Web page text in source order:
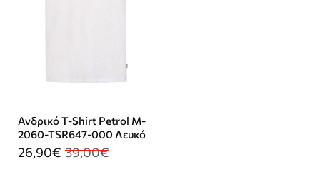
Ανδρικό T-Shirt Petrol M-
2060-TSR647-000 Λευκό
26,90€ 39,00€